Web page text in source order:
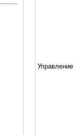
2
Управление